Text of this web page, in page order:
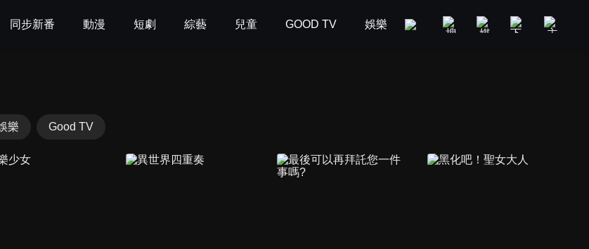
同步新番 動漫 短劇 綜藝 兒童 GOOD TV 娛樂 美食旅遊 新聞政論
樂 Good TV